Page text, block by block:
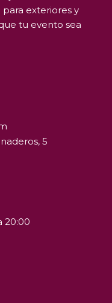
exteriores y
tu evento sea
5
20:00